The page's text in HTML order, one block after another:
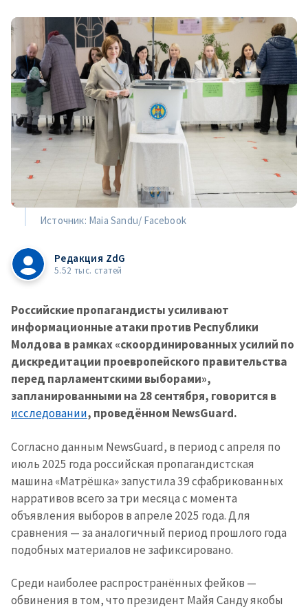
Источник: Maia Sandu/ Facebook
Редакция ZdG
5.52 тыс. статей
Российские пропагандисты усиливают
информационные атаки против Республики
Молдова в рамках «скоординированных усилий по
дискредитации проевропейского правительства
перед парламентскими выборами»,
запланированными на 28 сентября, говорится в
исследовании, проведённом NewsGuard.
Согласно данным NewsGuard, в период с апреля по
июль 2025 года российская пропагандистская
машина «Матрёшка» запустила 39 сфабрикованных
нарративов всего за три месяца с момента
объявления выборов в апреле 2025 года. Для
сравнения — за аналогичный период прошлого года
подобных материалов не зафиксировано.
Среди наиболее распространённых фейков —
обвинения в том, что президент Майя Санду якобы